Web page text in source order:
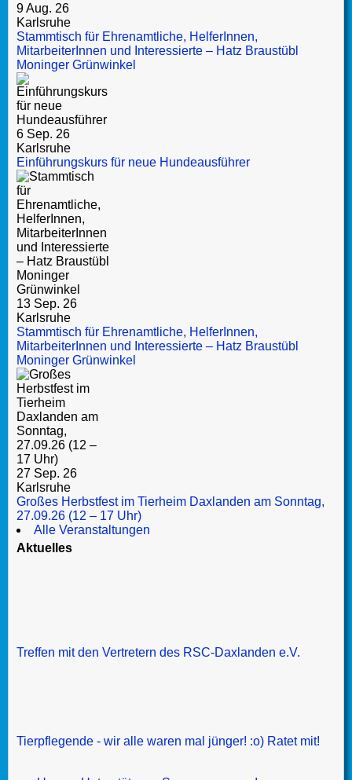
9 Aug. 26
Karlsruhe
Stammtisch für Ehrenamtliche, HelferInnen,
MitarbeiterInnen und Interessierte – Hatz Braustübl
Moninger Grünwinkel
6 Sep. 26
Karlsruhe
Einführungskurs für neue Hundeausführer
13 Sep. 26
Karlsruhe
Stammtisch für Ehrenamtliche, HelferInnen,
MitarbeiterInnen und Interessierte – Hatz Braustübl
Moninger Grünwinkel
27 Sep. 26
Karlsruhe
Großes Herbstfest im Tierheim Daxlanden am Sonntag,
27.09.26 (12 – 17 Uhr)
Alle Veranstaltungen
Aktuelles
Treffen mit den Vertretern des RSC-Daxlanden e.V.
Tierpflegende - wir alle waren mal jünger! :o) Ratet mit!